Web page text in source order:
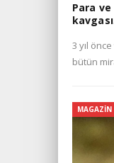
Para ve
3 yıl
bütün
MAGAZIN